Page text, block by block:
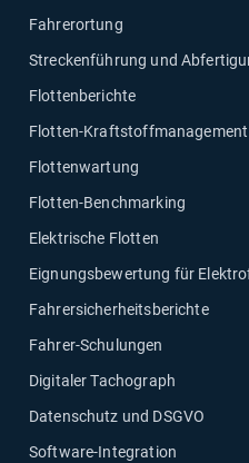
Fahrerortung
Streckenführung und
Flottenberichte
Flotten-Kraftstoffmanagement
Flottenwartung
Flotten-Benchmarking
Elektrische Flotten
Eignungsbewertung für
Fahrersicherheitsberichte
Fahrer-Schulungen
Digitaler Tachograph
Datenschutz und DSGVO
Software-Integration